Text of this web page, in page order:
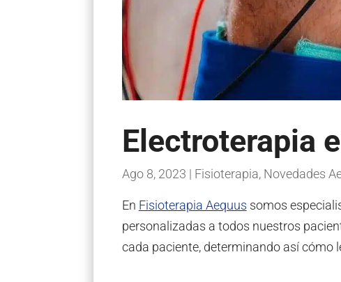
Electroterapia
Ago 8, 2023 | Fisioterapia, Novedades
En Fisioterapia Aequus somos
personalizadas a todos nuestros
cada paciente, determinando así cómo